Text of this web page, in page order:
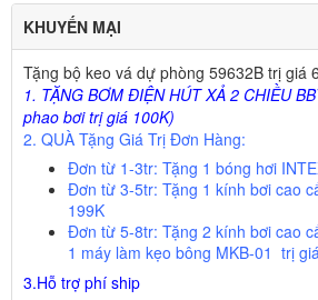
KHUYẾN MẠI
Tặng bộ keo vá dự phòng 59632B trị giá
1. TẶNG BƠM ĐIỆN HÚT XẢ 2 CHIỀU
phao bơi trị giá 100K)
2. QUÀ Tặng Giá Trị Đơn Hàng:
Đơn từ 1-3tr: Tặng 1 bóng hơi
Đơn từ 3-5tr: Tặng 1 kính bơi cao
199K
Đơn từ 5-8tr: Tặng 2 kính bơi cao
1 máy làm kẹo bông MKB-01 trị
3.Hỗ trợ phí ship